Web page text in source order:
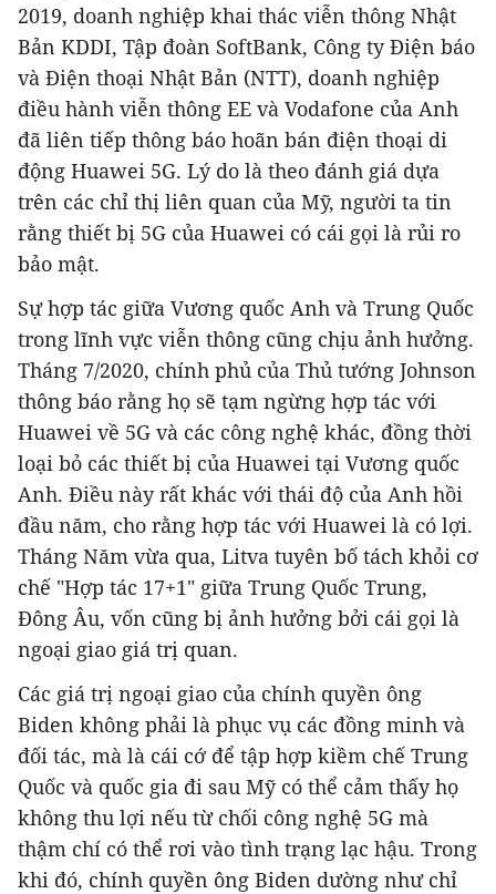
2019, doanh nghiệp khai thác viễn thông Nhật
Bản KDDI, Tập đoàn SoftBank, Công ty Điện báo
và Điện thoại Nhật Bản (NTT), doanh nghiệp
điều hành viễn thông EE và Vodafone của Anh
đã liên tiếp thông báo hoãn bán điện thoại di
động Huawei 5G. Lý do là theo đánh giá dựa
trên các chỉ thị liên quan của Mỹ, người ta tin
rằng thiết bị 5G của Huawei có cái gọi là rủi ro
bảo mật.
Sự hợp tác giữa Vương quốc Anh và Trung Quốc
trong lĩnh vực viễn thông cũng chịu ảnh hưởng.
Tháng 7/2020, chính phủ của Thủ tướng Johnson
thông báo rằng họ sẽ tạm ngừng hợp tác với
Huawei về 5G và các công nghệ khác, đồng thời
loại bỏ các thiết bị của Huawei tại Vương quốc
Anh. Điều này rất khác với thái độ của Anh hồi
đầu năm, cho rằng hợp tác với Huawei là có lợi.
Tháng Năm vừa qua, Litva tuyên bố tách khỏi cơ
chế "Hợp tác 17+1" giữa Trung Quốc Trung,
Đông Âu, vốn cũng bị ảnh hưởng bởi cái gọi là
ngoại giao giá trị quan.
Các giá trị ngoại giao của chính quyền ông
Biden không phải là phục vụ các đồng minh và
đối tác, mà là cái cớ để tập hợp kiềm chế Trung
Quốc và quốc gia đi sau Mỹ có thể cảm thấy họ
không thu lợi nếu từ chối công nghệ 5G mà
thậm chí có thể rơi vào tình trạng lạc hậu. Trong
khi đó, chính quyền ông Biden dường như chỉ